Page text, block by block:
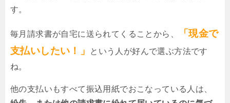
す。
毎月請求書が自宅に送られてくることから、
「現金で
支払いしたい！」
という人が好んで選ぶ方法です
ね。
他の支払いもすべて振込用紙でおこなっている人は、